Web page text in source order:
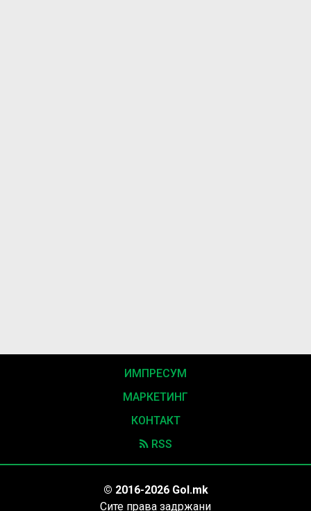
ИМПРЕСУМ
МАРКЕТИНГ
КОНТАКТ
RSS
© 2016-2026 Gol.mk
Сите права задржани